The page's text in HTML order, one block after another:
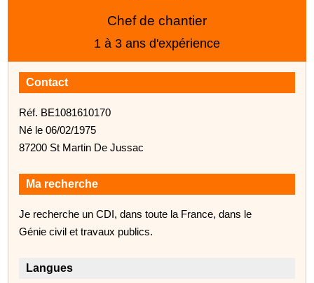
Chef de chantier
1 à 3 ans d'expérience
Contact
Réf. BE1081610170
Né le 06/02/1975
87200 St Martin De Jussac
Ma recherche
Je recherche un CDI, dans toute la France, dans le
Génie civil et travaux publics.
Langues